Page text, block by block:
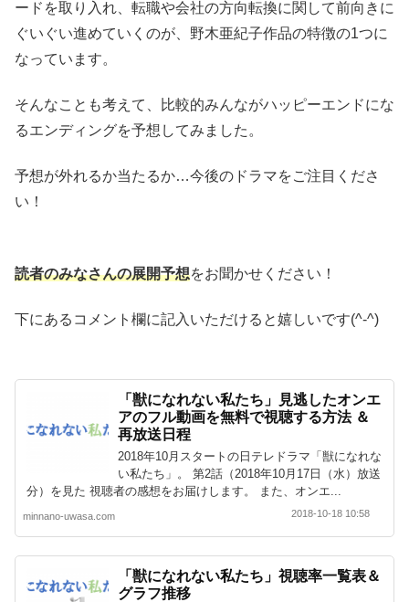
ードを取り入れ、転職や会社の方向転換に関して前向きに
ぐいぐい進めていくのが、野木亜紀子作品の特徴の1つに
なっています。
そんなことも考えて、比較的みんながハッピーエンドにな
るエンディングを予想してみました。
予想が外れるか当たるか…今後のドラマをご注目くださ
い！
読者のみなさんの展開予想をお聞かせください！
下にあるコメント欄に記入いただけると嬉しいです(^-^)
「獣になれない私たち」見逃したオンエ
アのフル動画を無料で視聴する方法 ＆
再放送日程
2018年10月スタートの日テレドラマ「獣になれな
い私たち」。 第2話（2018年10月17日（水）放送
分）を見た 視聴者の感想をお届けします。 また、オンエ...
minnano-uwasa.com 2018-10-18 10:58
「獣になれない私たち」視聴率一覧表＆
グラフ推移